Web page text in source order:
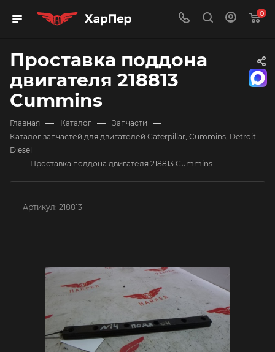
0
Проставка поддона
двигателя 218813
Cummins
Главная — Каталог — Запчасти —
Каталог запчастей для двигателей Caterpillar, Cummins, Detroit
Diesel
— Проставка поддона двигателя 218813 Cummins
Артикул: 218813